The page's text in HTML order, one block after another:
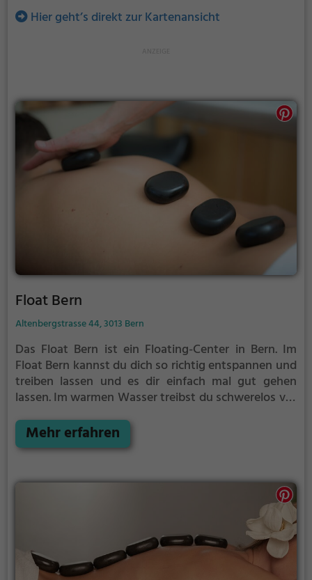
Hier geht’s direkt zur Kartenansicht
Float Bern
Altenbergstrasse 44, 3013 Bern
Das Float Bern ist ein Floating-Center in Bern. Im
Float Bern kannst du dich so richtig entspannen und
treiben lassen und es dir einfach mal gut gehen
lassen.Im warmen Wasser treibst du schwerelos vor
entspannen, auszuspannen und einfach einmal
nichts zu tun.
Mehr erfahren